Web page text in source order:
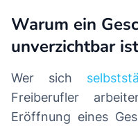
Warum ein
unverzichtbar ist
Wer sich
Freiberufler
Eröffnung eines